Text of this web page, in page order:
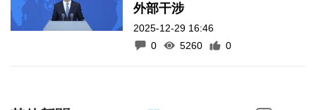
外部干涉
2025-12-29 16:46
0
5260 0